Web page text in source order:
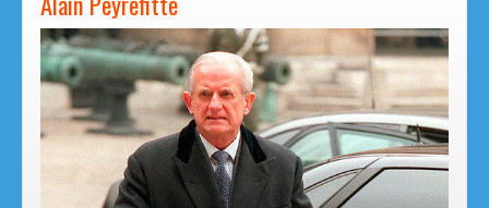
la
2e
DB
pendant
la
Seconde
Guerre
mondiale
Alain Peyrefitte